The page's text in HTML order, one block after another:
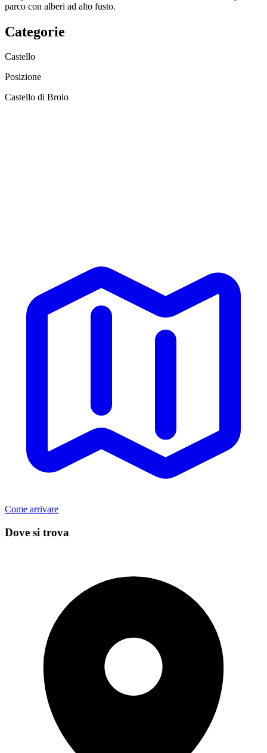
parco con alberi ad alto fusto.
Categorie
Castello
Posizione
Castello di Brolo
Come arrivare
Dove si trova